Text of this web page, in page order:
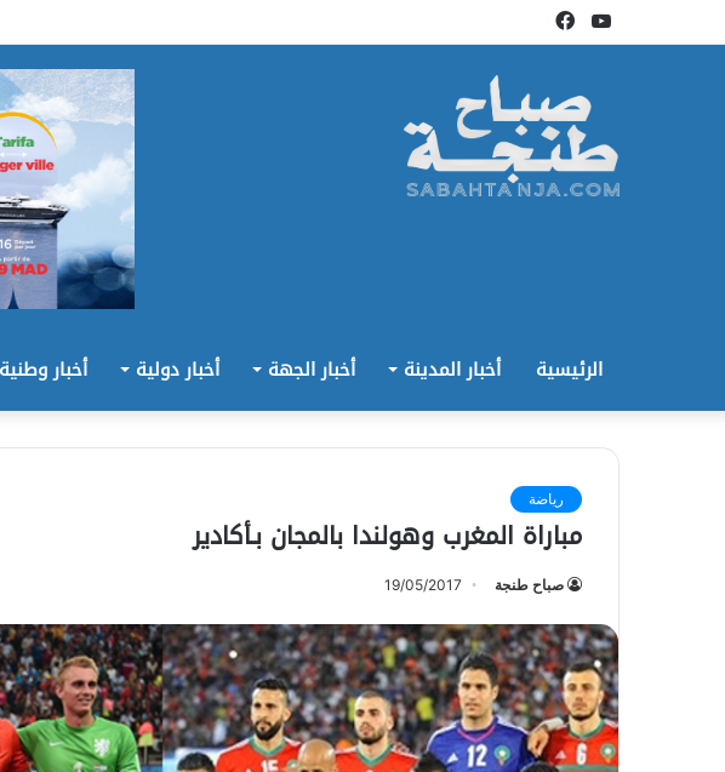
فيسبوكيوتيوب
الرئيسية أخبار المدينة أخبار الجهة أخبار دولية أخبار وطنية
رياضة
مباراة المغرب وهولندا بالمجان بـأكادير
صباح طنجة 19/05/2017